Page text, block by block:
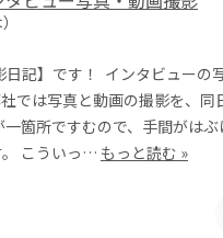
日記】です！ インタビューの
では写真と動画の撮影を、同
一箇所ですむので、手間がは
。 こういっ… もっと読む »